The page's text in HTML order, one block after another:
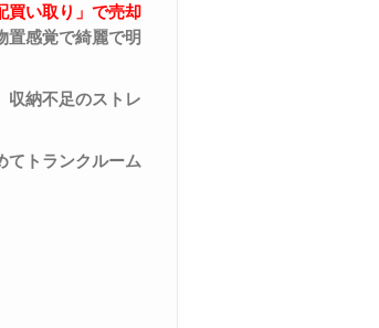
買い取り」で売却
置感覚で綺麗で明
収納不足のストレ
てトランクルーム